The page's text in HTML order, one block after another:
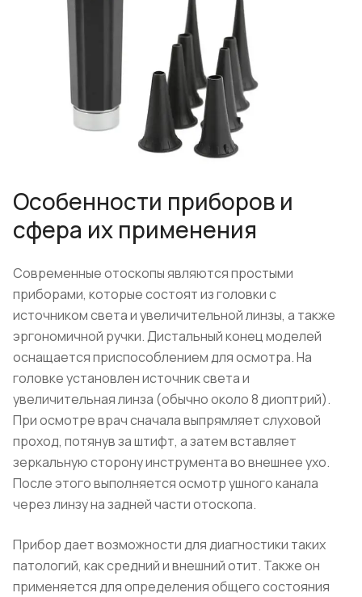
Особенности приборов и
сфера их применения
Современные отоскопы являются простыми
приборами, которые состоят из головки с
источником света и увеличительной линзы, а также
эргономичной ручки. Дистальный конец моделей
оснащается приспособлением для осмотра. На
головке установлен источник света и
увеличительная линза (обычно около 8 диоптрий).
При осмотре врач сначала выпрямляет слуховой
проход, потянув за штифт, а затем вставляет
зеркальную сторону инструмента во внешнее ухо.
После этого выполняется осмотр ушного канала
через линзу на задней части отоскопа.
Прибор дает возможности для диагностики таких
патологий, как средний и внешний отит. Также он
применяется для определения общего состояния